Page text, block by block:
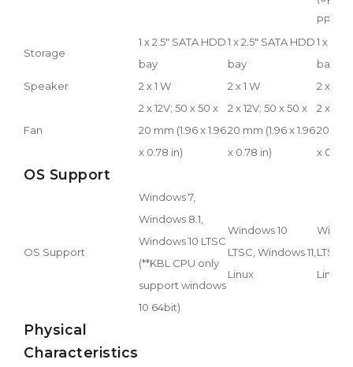
PPC-
Storage
1 x 2.5" SATA HDD
bay
1 x 2.5" SATA HDD
bay
1 x
bay
Speaker
2 x 1 W 2 x 1 W 2 x 1 W
Fan
2 x 12V; 50 x 50 x
20 mm (1.96 x 1.96
x 0.78 in)
2 x 12V; 50 x 50 x
20 mm (1.96 x 1.96
x 0.78 in)
2 x
20 mm
x 0.78
OS Support
OS Support
Windows 7,
Windows 8.1,
Windows 10 LTSC
(**KBL CPU only
support windows
10 64bit)
Windows 10
LTSC, Windows 11,
Linux
LTSC,
Linux
Physical
Characteristics